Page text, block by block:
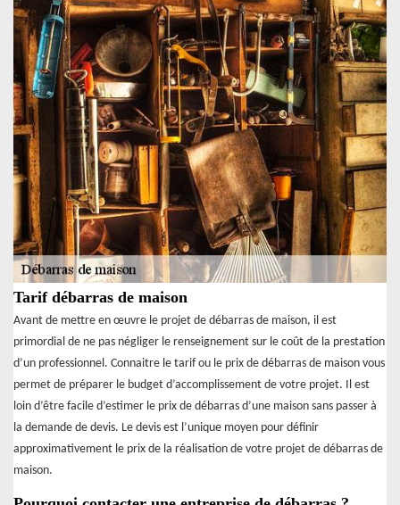
Tarif débarras de maison
Avant de mettre en œuvre le projet de débarras de maison, il est
primordial de ne pas négliger le renseignement sur le coût de la prestation
d’un professionnel. Connaitre le tarif ou le prix de débarras de maison vous
permet de préparer le budget d’accomplissement de votre projet. Il est
loin d’être facile d’estimer le prix de débarras d’une maison sans passer à
la demande de devis. Le devis est l’unique moyen pour définir
approximativement le prix de la réalisation de votre projet de débarras de
maison.